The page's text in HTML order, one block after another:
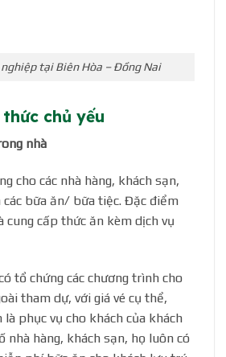
tại Biên Hòa – Đồng Nai
chủ yếu
nhà
cho các nhà hàng, khách sạn,
bữa ăn/ bữa tiệc. Đặc điểm
cung cấp thức ăn kèm dịch vụ
tổ chứng các chương trình cho
tham dự, với giá vé cụ thể,
là phục vụ cho khách của khách
nhà hàng, khách sạn, họ luôn có